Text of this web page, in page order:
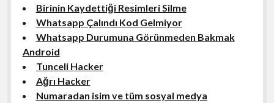
Birinin Kaydettiği Resimleri Silme
Whatsapp Çalındı Kod Gelmiyor
Whatsapp Durumuna Görünmeden Bakmak
Android
Tunceli Hacker
Ağrı Hacker
Numaradan isim ve tüm sosyal medya